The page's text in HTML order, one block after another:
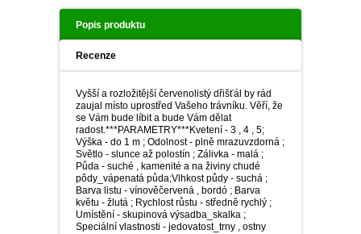
PLEKTRANT
OSTRUHATKA
HELICHRYSUM
OSTEOSPERMUM
ISOTOMA
VĚJÍŘOVKA
TAŘICE
NETÝKAVKA
POPENEC
ECHINACEA
Popis produktu
Recenze
Vyšší a rozložitější červenolistý dřišťál by rád
zaujal místo uprostřed Vašeho trávníku. Věří, že
se Vám bude líbit a bude Vám dělat
radost.***PARAMETRY***Kvetení - 3 , 4 , 5;
Výška - do 1 m ; Odolnost - plně mrazuvzdorná ;
Světlo - slunce až polostín ; Zálivka - malá ;
Půda - suché , kamenité a na živiny chudé
pôdy_vápenatá půda;Vlhkost půdy - suchá ;
Barva listu - vínověčervená , bordó ; Barva
květu - žlutá ; Rychlost růstu - středně rychlý ;
Umístění - skupinová výsadba_skalka ;
Speciální vlastnosti - jedovatost_trny , ostny